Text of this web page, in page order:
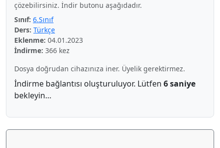
çözebilirsiniz. İndir butonu aşağıdadır.
Sınıf: 6.Sınıf
Ders: Türkçe
Eklenme: 04.01.2023
İndirme: 366 kez
Dosya doğrudan cihazınıza iner. Üyelik gerektirmez.
İndirme bağlantısı oluşturuluyor. Lütfen 5 saniye
bekleyin…